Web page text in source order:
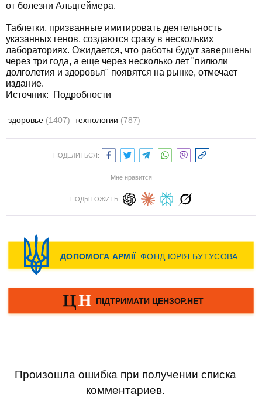
от болезни Альцгеймера.
Таблетки, призванные имитировать деятельность
указанных генов, создаются сразу в нескольких
лабораториях. Ожидается, что работы будут завершены
через три года, а еще через несколько лет "пилюли
долголетия и здоровья" появятся на рынке, отмечает
издание.
Источник:
Подробности
здоровье (1407) технологии (787)
ПОДЕЛИТЬСЯ:
Мне нравится
ПОДЫТОЖИТЬ:
Произошла ошибка при получении списка
комментариев.